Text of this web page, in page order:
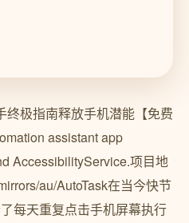
终极指南释放手机潜能【免费
assistant app
AccessibilityService.项目地
au/AutoTask在当今快节
每天重复点击手机屏幕执行